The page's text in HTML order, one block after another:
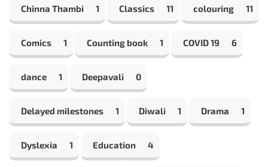
Chinna Thambi 1 Classics 11 colouring 11
Comics 1 Counting book 1 COVID 19 6
dance 1 Deepavali 0
Delayed milestones 1 Diwali 1 Drama 1
Dyslexia 1 Education 4